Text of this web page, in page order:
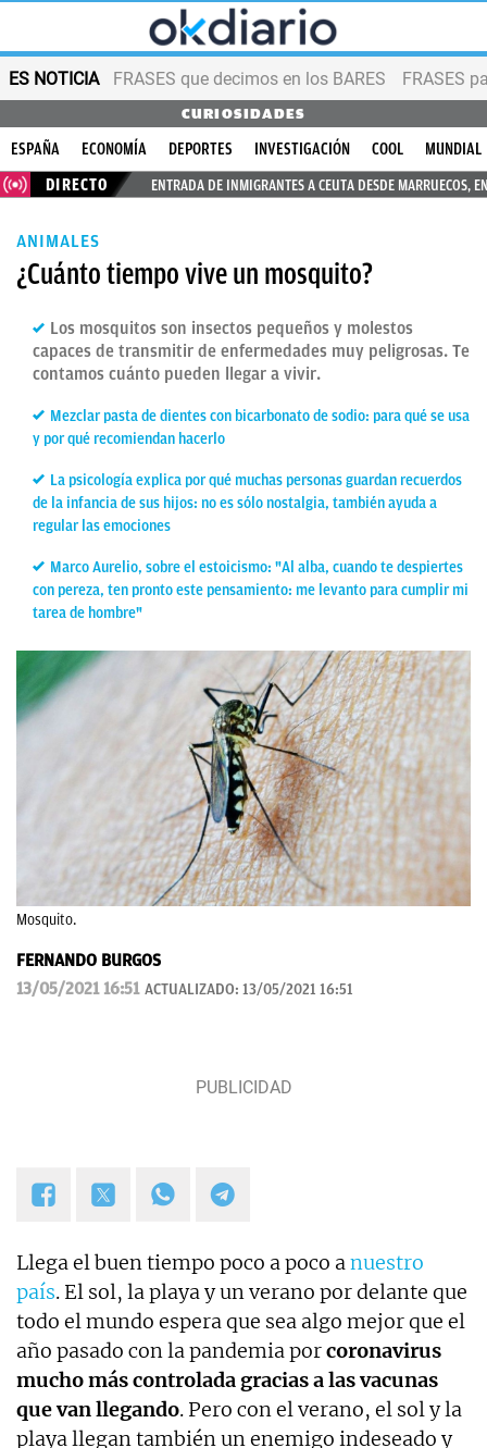
ES NOTICIA FRASES que decimos en los BARES FRASES
CURIOSIDADES
ESPAÑA ECONOMÍA DEPORTES INVESTIGACIÓN COOL
MUNDIAL
DIRECTO
ENTRADA DE INMIGRANTES A CEUTA DESDE MARRUECOS,
ANIMALES
¿Cuánto tiempo vive un mosquito?
Los mosquitos son insectos pequeños y molestos
capaces de transmitir de enfermedades muy peligrosas. Te
contamos cuánto pueden llegar a vivir.
Mezclar pasta de dientes con bicarbonato de sodio: para qué se usa
y por qué recomiendan hacerlo
La psicología explica por qué muchas personas guardan recuerdos
de la infancia de sus hijos: no es sólo nostalgia, también ayuda a
regular las emociones
Marco Aurelio, sobre el estoicismo: "Al alba, cuando te despiertes
con pereza, ten pronto este pensamiento: me levanto para cumplir mi
tarea de hombre"
Mosquito.
FERNANDO BURGOS
13/05/2021 16:51 ACTUALIZADO: 13/05/2021 16:51
Llega el buen tiempo poco a poco anuestro
país. El sol, la playa y un verano por delante que
todo el mundo espera que sea algo mejor que el
año pasado con la pandemia porcoronavirus
mucho más controlada gracias a las vacunas
que van llegando. Pero con el verano, el sol y la
playa llegan también un enemigo indeseado y